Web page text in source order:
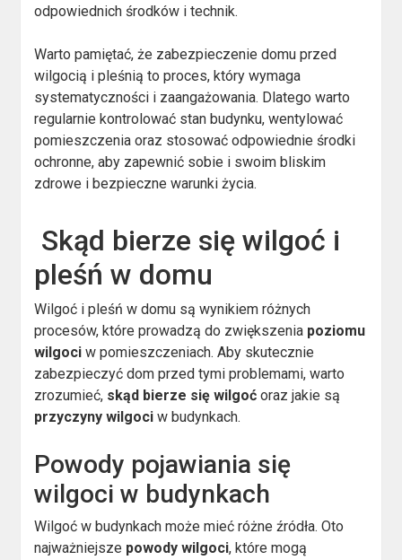
odpowiednich środków i technik.
Warto pamiętać, że zabezpieczenie domu przed
wilgocią i pleśnią to proces, który wymaga
systematyczności i zaangażowania. Dlatego warto
regularnie kontrolować stan budynku, wentylować
pomieszczenia oraz stosować odpowiednie środki
ochronne, aby zapewnić sobie i swoim bliskim
zdrowe i bezpieczne warunki życia.
Skąd bierze się wilgoć i
pleśń w domu
Wilgoć i pleśń w domu są wynikiem różnych
procesów, które prowadzą do zwiększenia poziomu
wilgoci w pomieszczeniach. Aby skutecznie
zabezpieczyć dom przed tymi problemami, warto
zrozumieć, skąd bierze się wilgoć oraz jakie są
przyczyny wilgoci w budynkach.
Powody pojawiania się
wilgoci w budynkach
Wilgoć w budynkach może mieć różne źródła. Oto
najważniejsze powody wilgoci, które mogą